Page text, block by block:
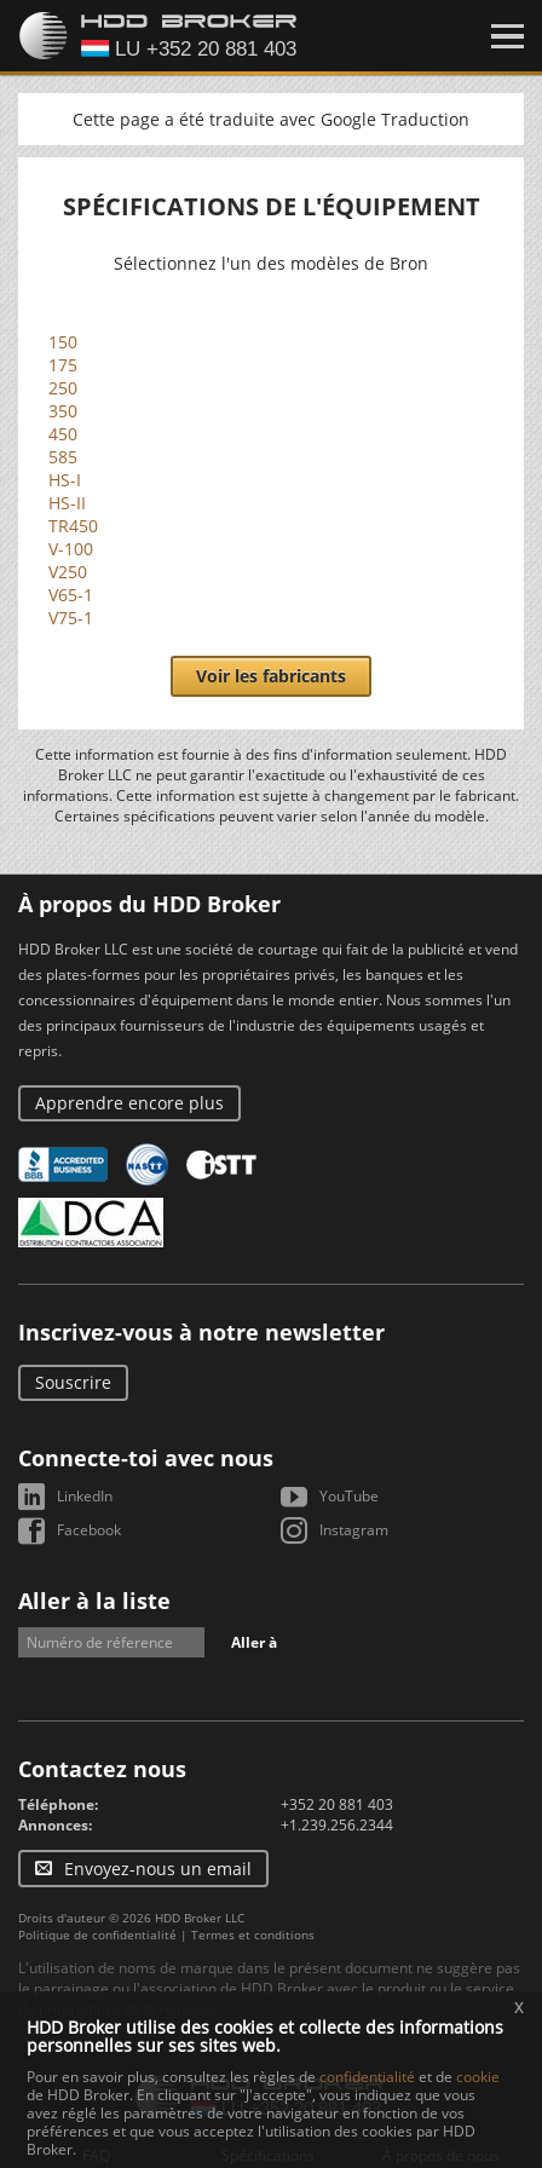
Cette page a été traduite avec Google Traduction
SPÉCIFICATIONS DE L'ÉQUIPEMENT
Sélectionnez l'un des modèles de Bron
150
175
250
350
450
585
HS-I
HS-II
TR450
V-100
V250
V65-1
V75-1
Voir les fabricants
Cette information est fournie à des fins d'information seulement. HDD
Broker LLC ne peut garantir l'exactitude ou l'exhaustivité de ces
informations. Cette information est sujette à changement par le fabricant.
Certaines spécifications peuvent varier selon l'année du modèle.
À propos du HDD Broker
HDD Broker LLC est une société de courtage qui fait de la publicité et vend
des plates-formes pour les propriétaires privés, les banques et les
concessionnaires d'équipement dans le monde entier. Nous sommes l'un
des principaux fournisseurs de l'industrie des équipements usagés et
repris.
Apprendre encore plus
Inscrivez-vous à notre newsletter
Souscrire
Connecte-toi avec nous
LinkedIn
YouTube
Facebook
Instagram
Aller à la liste
Aller à
Contactez nous
Téléphone:
+352 20 881 403
Annonces:
+1.239.256.2344
Envoyez-nous un email
Droits d'auteur © 2026 HDD Broker LLC
Politique de confidentialité | Termes et conditions
L'utilisation de noms de marque dans le présent document ne suggère pas
le parrainage ou l'association de HDD Broker avec le produit ou le service
HDD Broker utilise des cookies et collecte des informations
personnelles sur ses sites web.
Pour en savoir plus, consultez les règles de confidentialité et de cookie
de HDD Broker. En cliquant sur "J'accepte", vous indiquez que vous
avez réglé les paramètres de votre navigateur en fonction de vos
préférences et que vous acceptez l'utilisation des cookies par HDD
Broker.
x